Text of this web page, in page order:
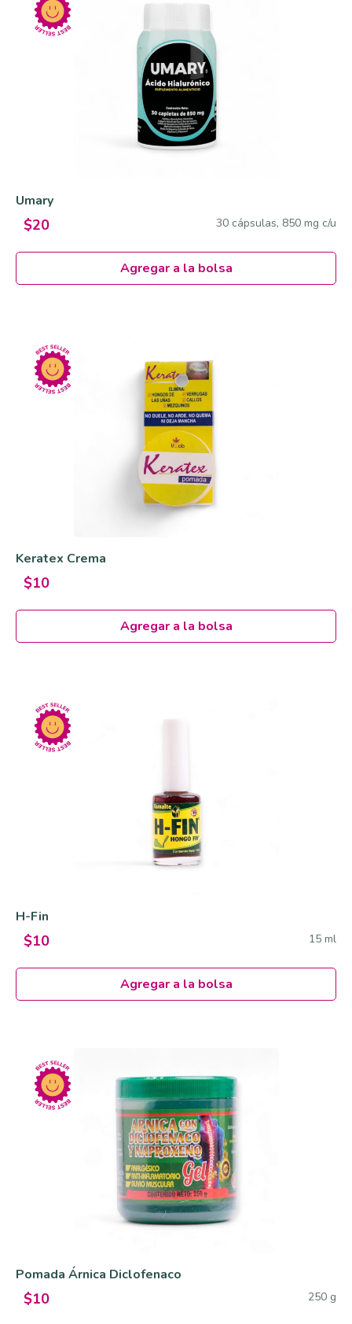
Umary
$20 30 cápsulas, 850 mg c/u
Agregar a la bolsa
Keratex Crema
$10
Agregar a la bolsa
H-Fin
$10 15 ml
Agregar a la bolsa
Pomada Árnica Diclofenaco
$10 250 g